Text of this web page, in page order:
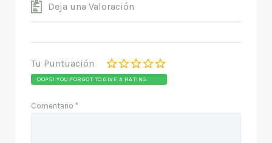
Deja una Valoración
Tu Puntuación
OOPS! YOU FORGOT TO GIVE A RATING.
Comentario *